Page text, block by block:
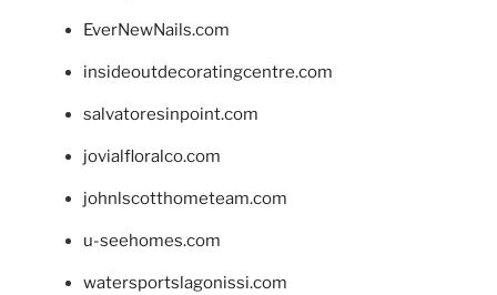
EverNewNails.com
insideoutdecoratingcentre.com
salvatoresinpoint.com
jovialfloralco.com
johnlscotthometeam.com
u-seehomes.com
watersportslagonissi.com